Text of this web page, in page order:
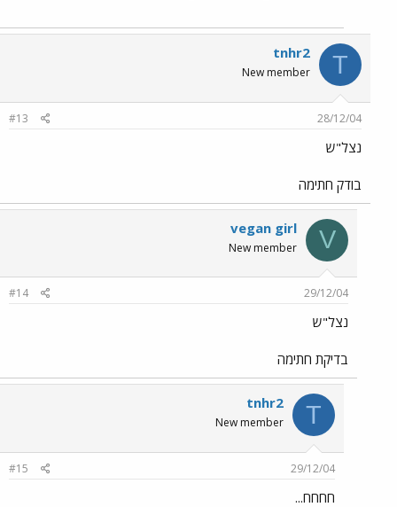
T
tnhr2
New member
28/12/04
#13
נצל"ש
בודק חתימה
V
vegan girl
New member
29/12/04
#14
נצל"ש
בדיקת חתימה
T
tnhr2
New member
29/12/04
#15
חחחח...